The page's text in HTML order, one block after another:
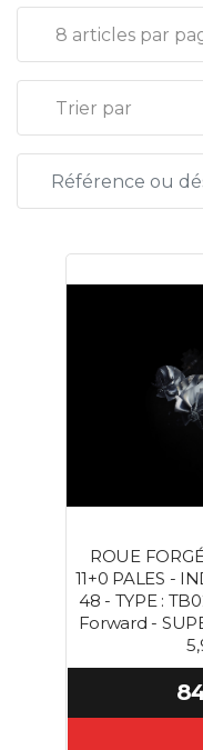
ROUE
11+0 PALES -
48 - TYPE :
Forward -